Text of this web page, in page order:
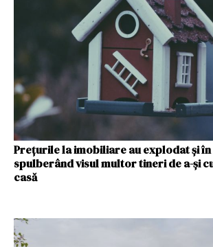
Prețurile la imobiliare au explodat și în
spulberând visul multor tineri de a-și
casă